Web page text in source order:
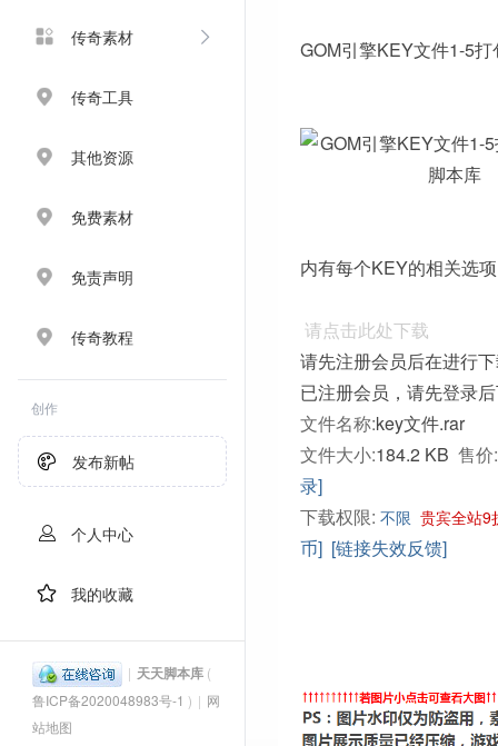
传奇素材
传奇工具
其他资源
免费素材
免责声明
传奇教程
创作
发布新帖
个人中心
我的收藏
| 天天脚本库 (
鲁ICP备2020048983号-1 ) | 网
站地图
GOM引擎KEY文件1-5打
内有每个KEY的相关选项
请点击此处下载
请先注册会员后在进行
已注册会员，请先登录
文件名称:key文件.rar
文件大小:184.2 KB 售价:
录]
下载权限: 不限 贵宾全站9
币] [链接失效反馈]